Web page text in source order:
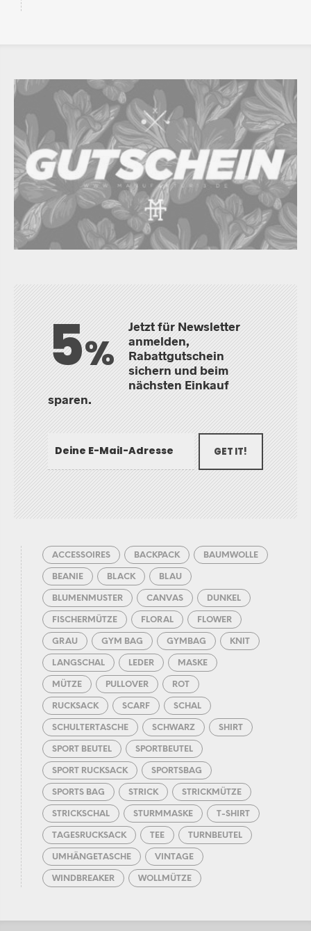
5%
Jetzt für Newsletter
anmelden,
Rabattgutschein
sichern und beim
nächsten Einkauf
sparen.
GET IT!
ACCESSOIRES BACKPACK BAUMWOLLE
BEANIE BLACK BLAU
BLUMENMUSTER CANVAS DUNKEL
FISCHERMÜTZE FLORAL FLOWER
GRAU GYM BAG GYMBAG KNIT
LANGSCHAL LEDER MASKE
MÜTZE PULLOVER ROT
RUCKSACK SCARF SCHAL
SCHULTERTASCHE SCHWARZ SHIRT
SPORT BEUTEL SPORTBEUTEL
SPORT RUCKSACK SPORTSBAG
SPORTS BAG STRICK STRICKMÜTZE
STRICKSCHAL STURMMASKE T-SHIRT
TAGESRUCKSACK TEE TURNBEUTEL
UMHÄNGETASCHE VINTAGE
WINDBREAKER WOLLMÜTZE